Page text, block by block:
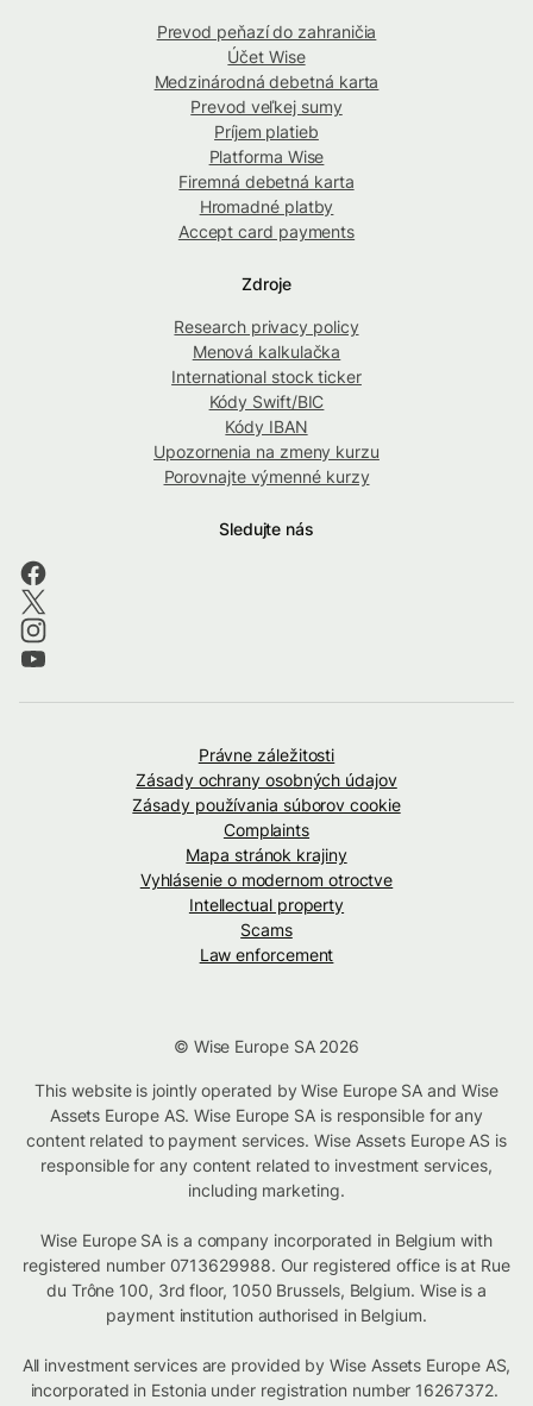
Prevod peňazí do zahraničia
Účet Wise
Medzinárodná debetná karta
Prevod veľkej sumy
Príjem platieb
Platforma Wise
Firemná debetná karta
Hromadné platby
Accept card payments
Zdroje
Research privacy policy
Menová kalkulačka
International stock ticker
Kódy Swift/BIC
Kódy IBAN
Upozornenia na zmeny kurzu
Porovnajte výmenné kurzy
Sledujte nás
Právne záležitosti
Zásady ochrany osobných údajov
Zásady používania súborov cookie
Complaints
Mapa stránok krajiny
Vyhlásenie o modernom otroctve
Intellectual property
Scams
Law enforcement
© Wise Europe SA 2026
This website is jointly operated by Wise Europe SA and Wise
Assets Europe AS. Wise Europe SA is responsible for any
content related to payment services. Wise Assets Europe AS is
responsible for any content related to investment services,
including marketing.
Wise Europe SA is a company incorporated in Belgium with
registered number 0713629988. Our registered office is at Rue
du Trône 100, 3rd floor, 1050 Brussels, Belgium. Wise is a
payment institution authorised in Belgium.
All investment services are provided by Wise Assets Europe AS,
incorporated in Estonia under registration number 16267372.